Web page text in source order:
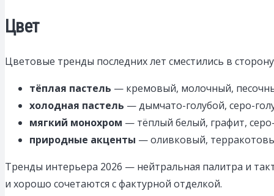
Цвет
Цветовые тренды последних лет сместились в
тёплая пастель — кремовый, молочный,
холодная пастель — дымчато-голубой, серо-
мягкий монохром — тёплый белый, графит,
природные акценты — оливковый,
Тренды интерьера 2026 — нейтральная палитра и
и хорошо сочетаются с фактурной отделкой.